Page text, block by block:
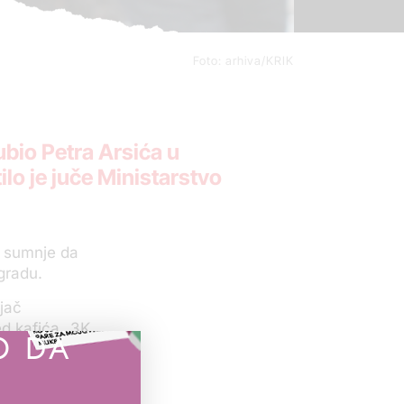
Foto: arhiva/KRIK
Petra Arsića u
je juče Ministarstvo
da
kafića „3K
DA